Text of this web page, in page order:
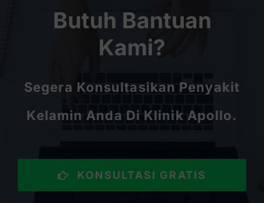
Butuh Bantuan
Kami?
Segera Konsultasikan Penyakit
Kelamin Anda Di Klinik Apollo.
KONSULTASI GRATIS